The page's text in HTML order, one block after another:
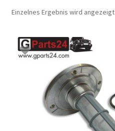
Einzelnes Ergebnis wird angezeigt